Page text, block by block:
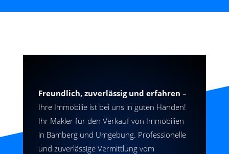
Freundlich, zuverlässig und erfahren –
Ihre Immobilie ist bei uns in guten Händen!
Ihr Makler für den Verkauf von Immobilien
in Bamberg und Umgebung. Professionelle
und zuverlässige Vermittlung vom